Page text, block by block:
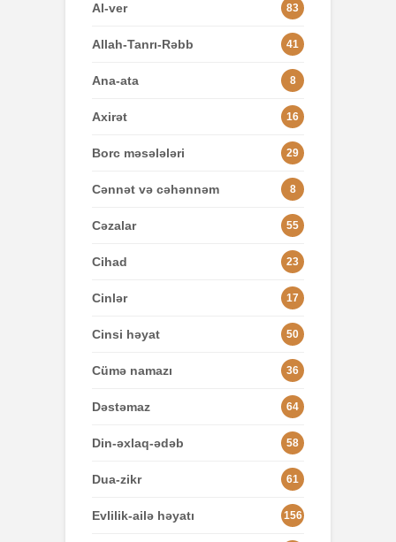
Al-ver 83
Allah-Tanrı-Rəbb 41
Ana-ata 8
Axirət 16
Borc məsələləri 29
Cənnət və cəhənnəm 8
Cəzalar 55
Cihad 23
Cinlər 17
Cinsi həyat 50
Cümə namazı 36
Dəstəmaz 64
Din-əxlaq-ədəb 58
Dua-zikr 61
Evlilik-ailə həyatı 156